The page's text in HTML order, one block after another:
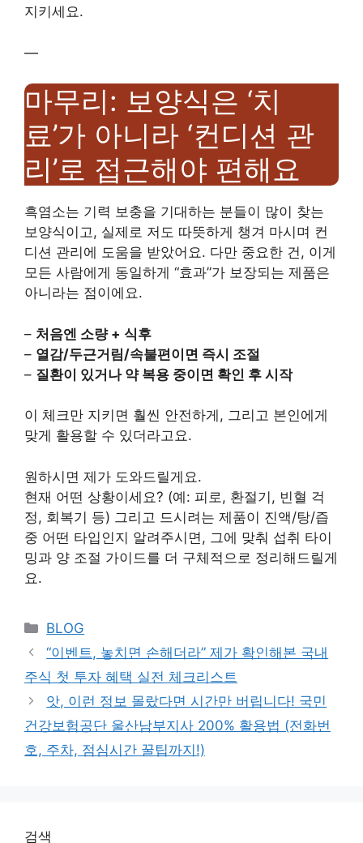
지키세요.
—
마무리: 보양식은 ‘치
료’가 아니라 ‘컨디션 관
리’로 접근해야 편해요
흑염소는 기력 보충을 기대하는 분들이 많이 찾는
보양식이고, 실제로 저도 따뜻하게 챙겨 마시며 컨
디션 관리에 도움을 받았어요. 다만 중요한 건, 이게
모든 사람에게 동일하게 “효과”가 보장되는 제품은
아니라는 점이에요.
– 처음엔 소량 + 식후
– 열감/두근거림/속불편이면 즉시 조절
– 질환이 있거나 약 복용 중이면 확인 후 시작
이 체크만 지키면 훨씬 안전하게, 그리고 본인에게
맞게 활용할 수 있더라고요.
원하시면 제가 도와드릴게요.
현재 어떤 상황이세요? (예: 피로, 환절기, 빈혈 걱
정, 회복기 등) 그리고 드시려는 제품이 진액/탕/즙
중 어떤 타입인지 알려주시면, 그에 맞춰 섭취 타이
밍과 양 조절 가이드를 더 구체적으로 정리해드릴게
요.
Categories
BLOG
“이벤트, 놓치면 손해더라” 제가 확인해본 국내
주식 첫 투자 혜택 실전 체크리스트
앗, 이런 정보 몰랐다면 시간만 버립니다! 국민
건강보험공단 울산남부지사 200% 활용법 (전화번
호, 주차, 점심시간 꿀팁까지!)
검색